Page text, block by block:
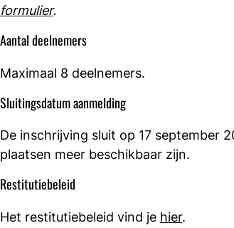
formulier.
Aantal deelnemers
Maximaal 8 deelnemers.
Sluitingsdatum aanmelding
De inschrijving sluit op 17 september
plaatsen meer beschikbaar zijn.
Restitutiebeleid
Het restitutiebeleid vind je hier.